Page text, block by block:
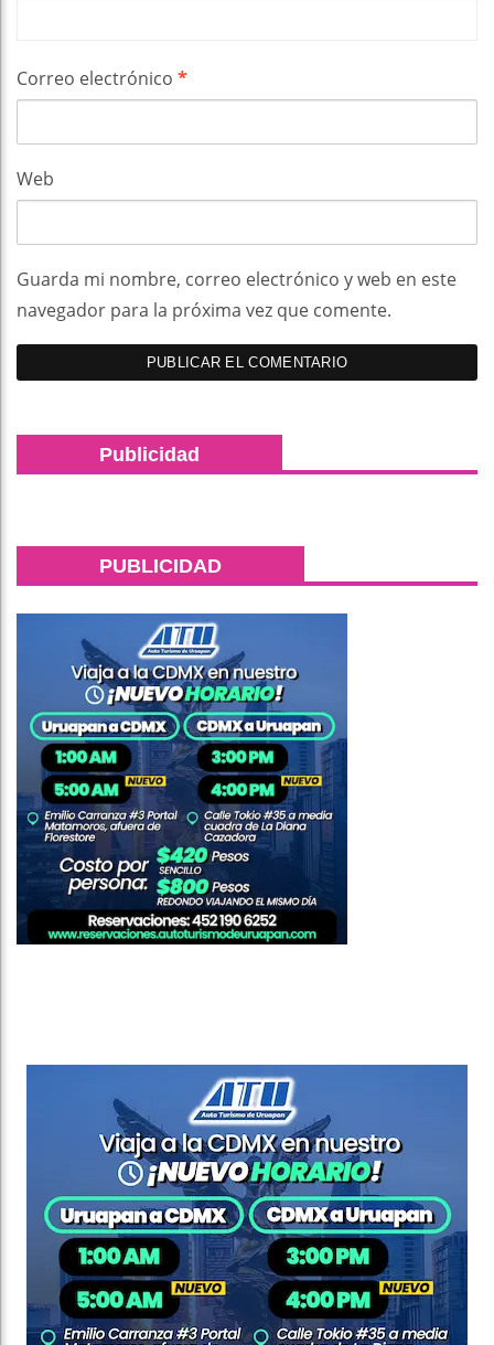
Correo electrónico *
Web
Guarda mi nombre, correo electrónico y web en este
navegador para la próxima vez que comente.
Publicidad
PUBLICIDAD